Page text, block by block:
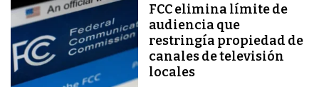
FCC elimina límite de
audiencia que
restringía propiedad de
canales de televisión
locales